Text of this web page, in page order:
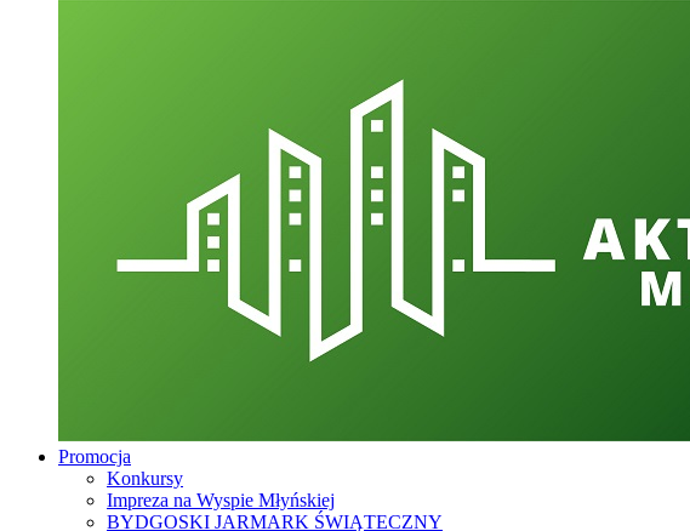
Promocja
Konkursy
Impreza na Wyspie Młyńskiej
BYDGOSKI JARMARK ŚWIĄTECZNY